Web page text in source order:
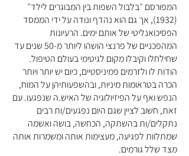
המפורסם ״בלבול השפות בין המבוגרים לילד״
(1932), אך גם הוא נהדף ונודה על ידי הממסד
הפסיכואנליטי של אותם ימים. הרעיונות
המהפכניים של פרנצי הושהו ליותר מ-50 שנים עד
שחילחלו וקיבלו מקום לגיטימי בעולם הטיפול.
הודות לו ולזרמים פמיניסטיים, כיום יש יותר ויותר
הכרה בטראומות מיניות, ובהשפעותיהן על המוח,
הנפש ואף על הפיזיולוגיה של האיש.ה שנפגעו. עם
זאת, חשוב לציין שגם היום נפגעים/ות רבים
נתקלים/ות בהשתקה, הכחשה, בושה ואשמה
שמתלוות לפגיעה, מעצימות אותה ומשמרות אותה
מצד שלל גורמים.